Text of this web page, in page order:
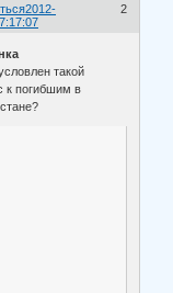
2
2012-
такой
к погибшим в